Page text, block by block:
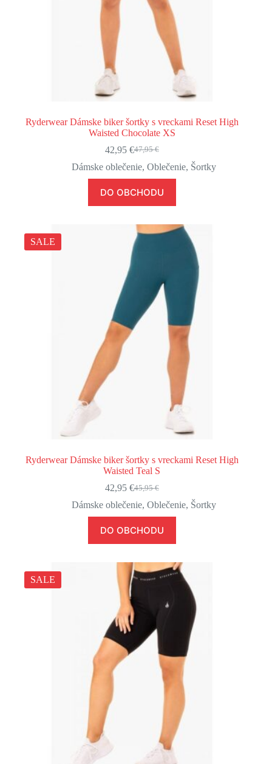
Ryderwear Dámske biker šortky s vreckami Reset High
Waisted Chocolate XS
47,95€
Pôvodná
cena
47,95 €.
42,95 €Aktuálna
cena
42,95 €.
Dámske oblečenie,Oblečenie, Šortky
DO OBCHODU
SALE
Ryderwear Dámske biker šortky s vreckami Reset High
Waisted Teal S
45,95€
Pôvodná
cena
bola:
45,95 €.
42,95 €Aktuálna
cena
je:
42,95 €.
Dámske oblečenie,Oblečenie, Šortky
DO OBCHODU
SALE